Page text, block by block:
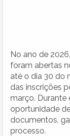
No ano de
foram abertas
até o dia 30 do
das inscrições
março. Durante
oportunidade
documentos,
processo.